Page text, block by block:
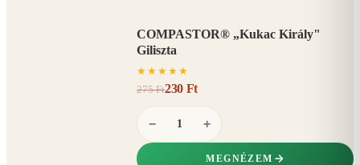
COMPASTOR® „Kukac Király"
Giliszta
★ ★ ★ ★ ★
275 Ft230 Ft
− +
MEGNÉZEM